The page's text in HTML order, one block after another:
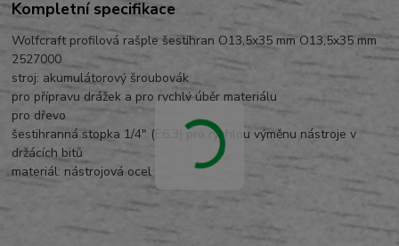
Kompletní specifikace
Wolfcraft profilová rašple šestihran O13,5x35 mm O13,5x35 mm
2527000
stroj: akumulátorový šroubovák
pro přípravu drážek a pro rychlý úběr materiálu
pro dřevo
šestihranná stopka 1/4" (E6.3) pro rychlou výměnu nástroje v
držácích bitů
materiál: nástrojová ocel